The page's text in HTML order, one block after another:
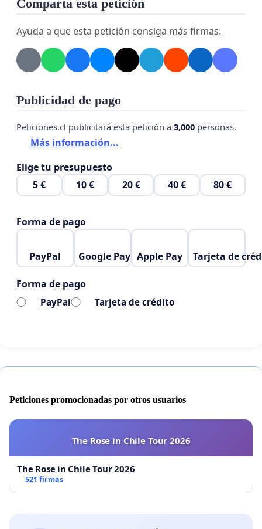
- Mejoras salariales.
Comparta esta petición
Ayuda a que esta petición consiga más firmas.
Publicidad de pago
Peticiones.cl publicitará esta petición a 3,000 personas.
Más información...
Elige tu presupuesto
5 €
10 € 20 € 40 € 80 €
Forma de pago
PayPal Google Pay Apple Pay Tarjeta de
Forma de pago
PayPal Tarjeta de crédito
Peticiones promocionadas por otros usuarios
The Rose in Chile Tour 2026
The Rose in Chile Tour 2026
521 firmas